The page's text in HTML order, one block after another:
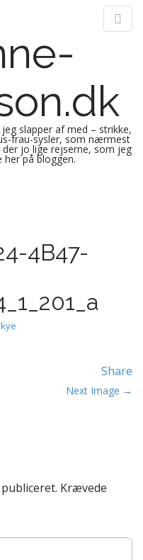
slapper af med – strikke,
frau-sysler, som nærmest
jo lige rejserne, som jeg
på bloggen.
4B47-
Share
Next Image →
Krævede